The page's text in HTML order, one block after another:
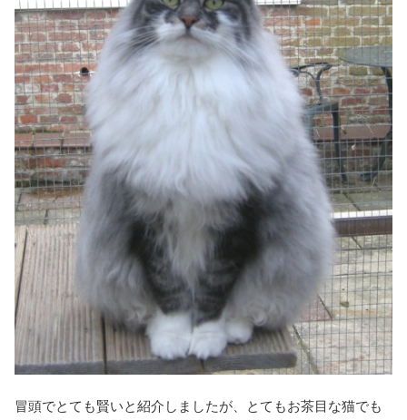
冒頭でとても賢いと紹介しましたが、とてもお茶目な猫でも